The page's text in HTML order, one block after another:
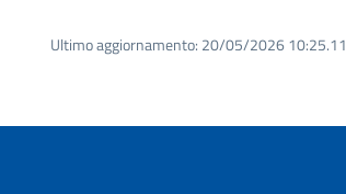
Ultimo aggiornamento: 20/05/2026 10:25.11